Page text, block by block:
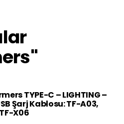
TYPE-C – LIGHTING –
Şarj Kablosu: TF-A03,
X06